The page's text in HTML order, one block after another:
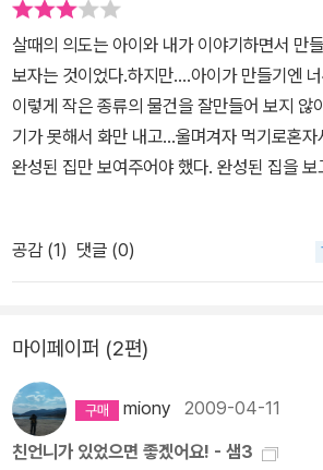
살때의 의도는 아이와 내가 이야기하면서 만
보자는 것이었다.하지만....아이가 만들기엔
이렇게 작은 종류의 물건을 잘만들어 보지 않
기가 못해서 화만 내고...울며겨자 먹기로혼
완성된 집만 보여주어야 했다. 완성된 집을 보
공감 (1) 댓글 (0)
마이페이퍼 (2편)
miony 2009-04-11
친언니가 있었으면 좋겠어요! - 샘3